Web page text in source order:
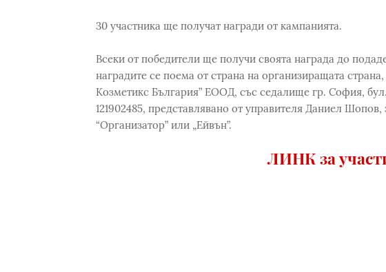
30 участника ще получат награди от кампанията.
Всеки от победители ще получи своята награда до
наградите се поема от страна на организиращата
Козметикс България” ЕООД, със седалище гр. София,
121902485, представлявано от управителя Даниел
“Организатор” или „Ейвън”.
ЛИНК за